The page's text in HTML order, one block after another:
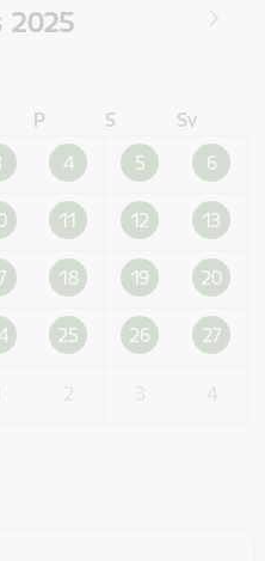
2025
P S
Sv
4 5 6
11 12 13
18 19 20
25 26 27